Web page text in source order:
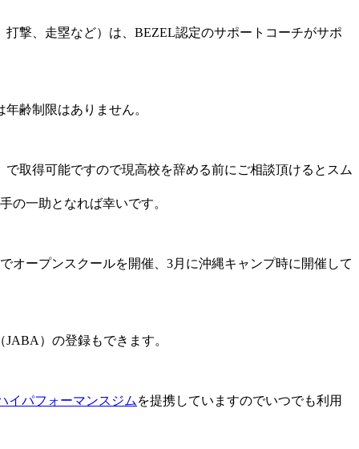
撃、走塁など）は、BEZEL認定のサポートコーチがサポ
齢制限はありません。
で取得可能ですので現高校を辞める前にご相談頂けるとスム
の一助となれば幸いです。
オープンスクールを開催、3月に沖縄キャンプ時に開催して
）の登録もできます。
イパフォーマンスジム を提携していますのでいつでも利用